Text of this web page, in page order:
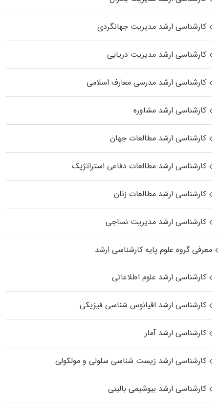
کارشناسی ارشد مدیریت جهانگردی
کارشناسی ارشد مدیریت دریایی
کارشناسی ارشد مدرسی معارف اسلامی
کارشناسی ارشد مشاوره
کارشناسی ارشد مطالعات جهان
کارشناسی ارشد مطالعات دفاعی استراتژیک
کارشناسی ارشد مطالعات زنان
کارشناسی ارشد مدیریت نساجی
معرفی گروه علوم پایه کارشناسی ارشد
کارشناسی ارشد علوم اطلاعاتی
کارشناسی ارشد اقیانوس‌ شناسی فیزیکی
کارشناسی ارشد آمار
کارشناسی ارشد زیست شناسی سلولی و مولکولی
کارشناسی ارشد بیوشیمی بالینی